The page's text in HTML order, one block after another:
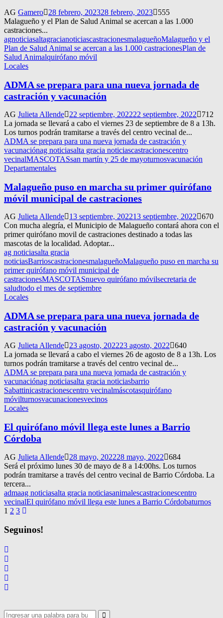
AG Gamero 28 febrero, 202328 febrero, 2023
555
Malagueño y el Plan de Salud Animal se acercan a las 1.000
castraciones...
agnoticiasaltagracianoticiascastracionesmalagueñoMalagueño y el
Plan de Salud Animal se acercan a las 1.000 castracionesPlan de
Salud Animalquirófano móvil
Locales
ADMA se prepara para una nueva jornada de
castración y vacunación
AG Julieta Allende 22 septiembre, 202222 septiembre, 2022
712
La jornada se llevará a cabo el viernes 23 de septiembre de 8 a 13h.
Los turnos podrán tramitarse a través del centro vecinal de...
ADMA se prepara para una nueva jornada de castración y
vacunaciónag noticiasalta gracia noticiascastracionescentro
vecinalMASCOTASsan martín y 25 de mayoturnosvacunación
Departamentales
Malagueño puso en marcha su primer quirófano
móvil municipal de castraciones
AG Julieta Allende 13 septiembre, 202213 septiembre, 2022
670
Con mucha alegría, el Municipio de Malagueño contará ahora con el
primer quirófano movil de castraciones destinado a todas las
mascotas de la localidad. Adoptar...
ag noticiasalta gracia
noticiasBarrioscastracionesmalagueñoMalagueño puso en marcha su
primer quirófano móvil municipal de
castracionesMASCOTASnuevo quirófano móvilsecretaria de
saludtodo el mes de septiembre
Locales
ADMA se prepara para una nueva jornada de
castración y vacunación
AG Julieta Allende 23 agosto, 202223 agosto, 2022 640
La jornada se llevará a cabo el viernes 26 de agosto de 8 a 13h. Los
turnos podrán tramitarse a través del centro vecinal de...
ADMA se prepara para una nueva jornada de castración y
vacunaciónag noticiasalta gracia noticiasbarrio
Sabattinicastracionescentro vecinalmáscotasquirófano
móvilturnosvacunacionesvecinos
Locales
El quirófano móvil llega este lunes a Barrio
Córdoba
AG Julieta Allende 28 mayo, 202228 mayo, 2022
684
Será el próximo lunes 30 de mayo de 8 a 14:00hs. Los turnos
podrán tramitarse a través del centro vecinal de Barrio Córdoba. La
tercera...
admaag noticiasalta gracia noticiasanimalescastracionescentro
vecinalEl quirófano móvil llega este lunes a Barrio Córdobaturnos
Navegación
de
entradas
1 2 3
Seguinos!
Search